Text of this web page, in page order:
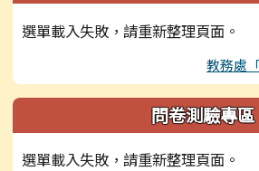
選單載入失敗，請重新整理頁面。
教務處
問卷測驗專區
選單載入失敗，請重新整理頁面。